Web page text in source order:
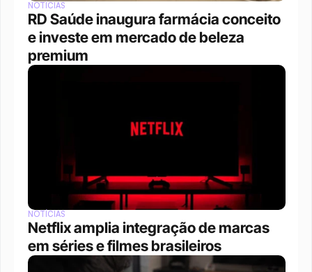
NOTÍCIAS
RD Saúde inaugura farmácia conceito
e investe em mercado de beleza
premium
NOTÍCIAS
Netflix amplia integração de marcas
em séries e filmes brasileiros